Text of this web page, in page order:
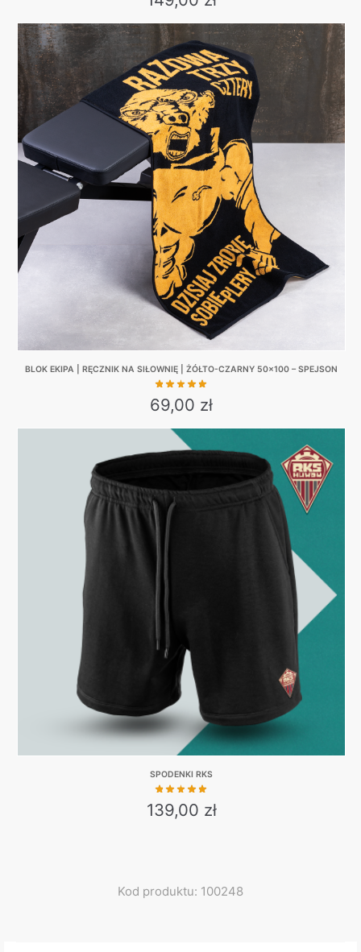
BLOK EKIPA | RĘCZNIK NA SIŁOWNIĘ | ŻÓŁTO-CZARNY 50×100 – SPEJSON
69,00 zł
SPODENKI RKS
139,00 zł
multiple
Kod produktu: 100248